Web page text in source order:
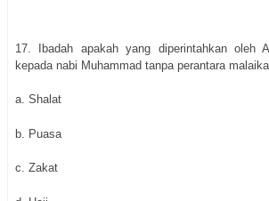
17. Ibadah apakah yang diperintahkan oleh
kepada nabi Muhammad tanpa perantara
a. Shalat
b. Puasa
c. Zakat